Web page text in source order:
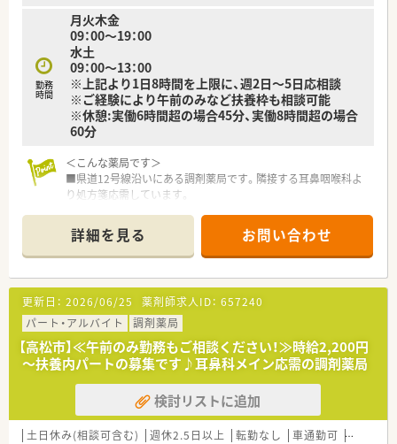
勤務
時間
月火木金
09：00～19：00
水土
09：00～13：00
※上記より1日8時間を上限に、週2日～5日応相談
※ご経験により午前のみなど扶養枠も相談可能
※休憩:実働6時間超の場合45分、実働8時間超の場合
60分
＜こんな薬局です＞
■県道12号線沿いにある調剤薬局です。隣接する耳鼻咽喉科よ
り処方箋応需しています。
す。子育て中の方も活躍中！
＜業務内容＞
■処方箋による調剤業務、服薬指導、薬剤情報の提供など
■耳鼻科応需。応需処方箋枚数は70枚/日です。
＜研修制度＞
■現場の先輩薬剤師より指導を受けて頂きます。
＜法人特徴＞
■香川県内全域に店舗展開中企業です。
■社長は県薬剤師会の常務理事と坂出市薬剤師会の会長をされ
ており、常に最新の薬局業界傾向を知ることができます。
■薬局運営以外にも保育園やサービス付き高齢者住宅などの社
詳細を見る お問い合わせ
更新日： 2026/06/25 薬剤師求人ID： 657240
パート・アルバイト
調剤薬局
【高松市】≪午前のみ勤務もご相談ください！≫時給2,200円
～扶養内パートの募集です♪耳鼻科メイン応需の調剤薬局
検討リストに追加
土日休み(相談可含む) 週休2.5日以上 転勤なし 車通勤可 積雪なし